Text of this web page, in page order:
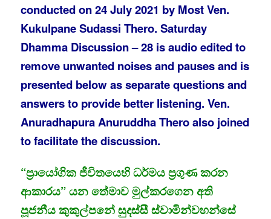
conducted on 24 July 2021 by Most Ven.
Kukulpane Sudassi Thero. Saturday
Dhamma Discussion – 28 is audio edited to
remove unwanted noises and pauses and is
presented below as separate questions and
answers to provide better listening. Ven.
Anuradhapura Anuruddha Thero also joined
to facilitate the discussion.
“ප්‍රායෝගික ජීවිතයෙහි ධර්මය ප්‍රගුණ කරන
ආකාරය” යන තේමාව මුල්කරගෙන අති
පූජනීය කුකුල්පනේ සුදස්සී ස්වාමින්වහන්සේ